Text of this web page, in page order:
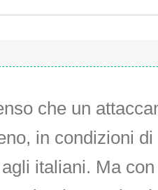
che un
in condizioni
italiani. Ma